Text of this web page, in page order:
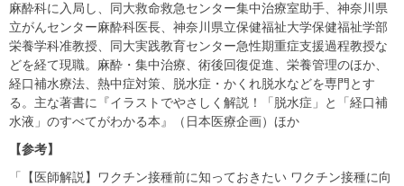
麻酔科に入局し、同大救命救急センター集中治療室助手、神奈川県
立がんセンター麻酔科医長、神奈川県立保健福祉大学保健福祉学部
栄養学科准教授、同大実践教育センター急性期重症支援過程教授な
どを経て現職。麻酔・集中治療、術後回復促進、栄養管理のほか、
経口補水療法、熱中症対策、脱水症・かくれ脱水などを専門とす
る。主な著書に『イラストでやさしく解説！「脱水症」と「経口補
水液」のすべてがわかる本』（日本医療企画）ほか
【参考】
「【医師解説】ワクチン接種前に知っておきたい ワクチン接種に向